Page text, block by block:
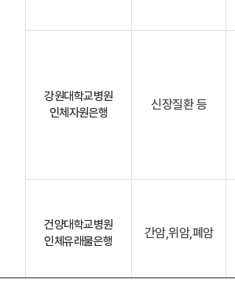
강원대학교병원
인체자원은행
신장질환 등
건양대학교병원
인체유래물은행
간암,위암,폐암